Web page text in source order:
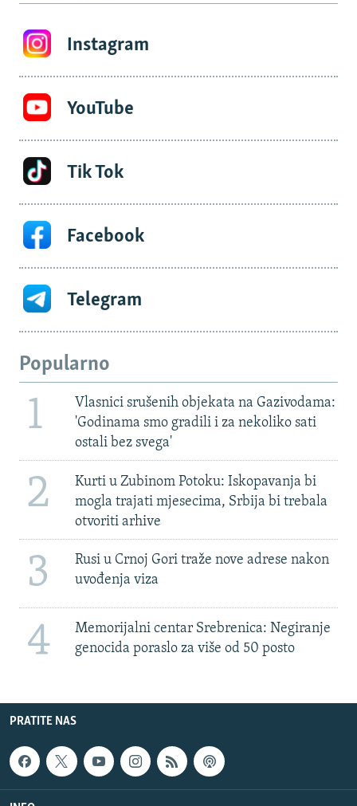
Instagram
YouTube
Tik Tok
Facebook
Telegram
Popularno
1
Vlasnici srušenih objekata na Gazivodama:
'Godinama smo gradili i za nekoliko sati
ostali bez svega'
2
Kurti u Zubinom Potoku: Iskopavanja bi
mogla trajati mjesecima, Srbija bi trebala
otvoriti arhive
3
Rusi u Crnoj Gori traže nove adrese nakon
uvođenja viza
4
Memorijalni centar Srebrenica: Negiranje
genocida poraslo za više od 50 posto
PRATITE NAS